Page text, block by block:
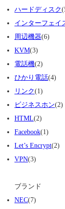
ハードディスク
インターフェイ
周辺機器(6)
KVM(3)
電話機(2)
ひかり電話(4)
リンク(1)
ビジネスホン(2)
HTML(2)
Facebook(1)
Let’s Encrypt(2)
VPN(3)
ブランド
NEC(7)